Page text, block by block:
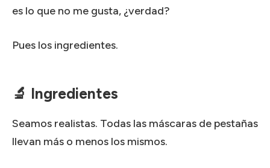
es lo que no me gusta, ¿verdad?
Pues los ingredientes.
🔬 Ingredientes
Seamos realistas. Todas las máscaras de pestañas
llevan más o menos los mismos.